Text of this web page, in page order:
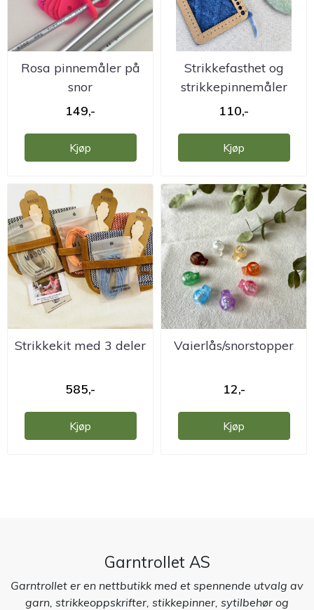
Rosa pinnemåler på
snor
149,-
Kjøp
Strikkefasthet og
strikkepinnemåler
110,-
Kjøp
Strikkekit med 3 deler
585,-
Kjøp
Vaierlås/snorstopper
12,-
Kjøp
Garntrollet AS
Garntrollet er en nettbutikk med et spennende utvalg av
garn, strikkeoppskrifter, stikkepinner, sytilbehør og